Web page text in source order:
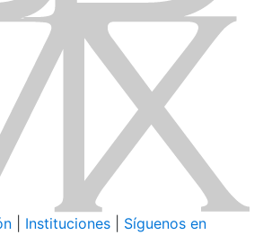
Instituciones
Síguenos en